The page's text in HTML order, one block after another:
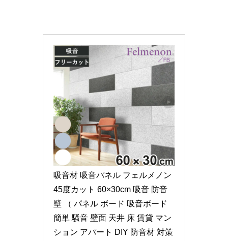
吸音材 吸音パネル フェルメノン
45度カット 60×30cm 吸音 防音
壁 （ パネル ボード 吸音ボード
簡単 騒音 壁面 天井 床 賃貸 マン
ション アパート DIY 防音材 対策